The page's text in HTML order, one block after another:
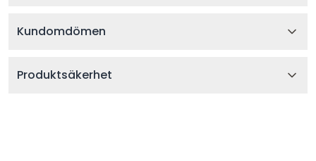
Kundomdömen
Produktsäkerhet